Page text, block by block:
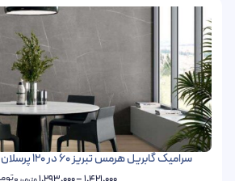
سرامیک گابریل هرمس تبریز 60 در 120 پرسلان مات کاروینگ افکت
تومان